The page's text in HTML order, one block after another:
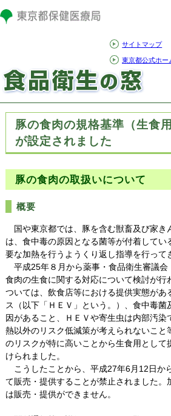
サイトマップ
東京都公式ホー
豚の食肉の規格基準（生食
が設定されました
豚の食肉の取扱いについて
概要
国や東京都では、豚を含む獣畜及び家き
は、食中毒の原因となる菌等が付着してい
要な加熱を行うようくり返し指導を行って
平成25年８月から薬事・食品衛生審議会
食肉の生食に関する対応について検討が行
ついては、飲食店等における提供実態があ
ス（以下「ＨＥＶ」という。）、食中毒菌
因があること、ＨＥＶや寄生虫は内部汚染
熱以外のリスク低減策が考えられないこと
のリスクが特に高いことから生食用として
けられました。
こうしたことから、平成27年6月12日か
て販売・提供することが禁止されました。
は販売・提供ができません。